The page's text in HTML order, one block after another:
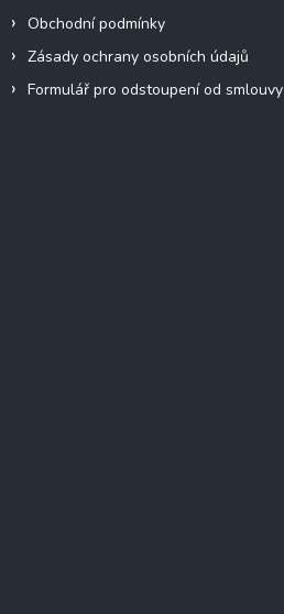
Obchodní podmínky
Zásady ochrany osobních údajů
Formulář pro odstoupení od smlouvy